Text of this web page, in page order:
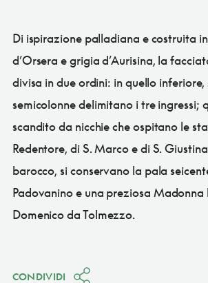
Di ispirazione palladiana e costruita
d’Orsera e grigia d’Aurisina, la
divisa in due ordini: in quello
semicolonne delimitano i tre ingressi;
scandito da nicchie che ospitano le
Redentore, di S. Marco e di S.
barocco, si conservano la pala
Padovanino e una preziosa
Domenico da Tolmezzo.
CONDIVIDI